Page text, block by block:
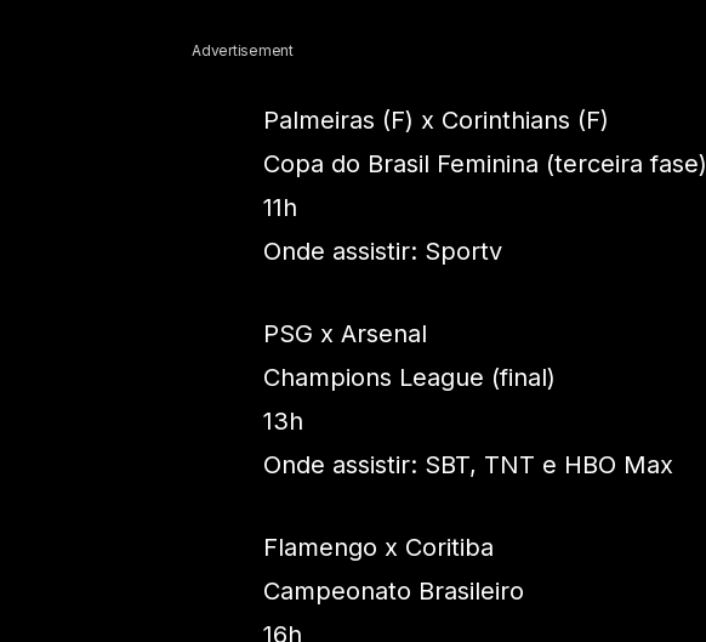
Advertisement
Palmeiras (F) x Corinthians (F)
Copa do Brasil Feminina (terceira fase)
11h
Onde assistir: Sportv
PSG x Arsenal
Champions League (final)
13h
Onde assistir: SBT, TNT e HBO Max
Flamengo x Coritiba
Campeonato Brasileiro
16h